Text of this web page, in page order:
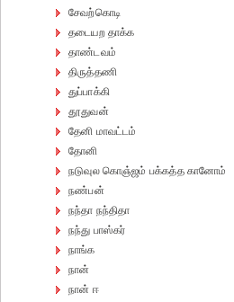
சேவற்கொடி
தடையற தாக்க
தாண்டவம்
திருத்தணி
துப்பாக்கி
தூதுவன்
தேனி மாவட்டம்
தோனி
நடுவுல கொஞ்ஜம் பக்கத்த கானோம்
நண்பன்
நந்தா நந்திதா
நந்து பாஸ்கர்
நாங்க
நான்
நான் ஈ